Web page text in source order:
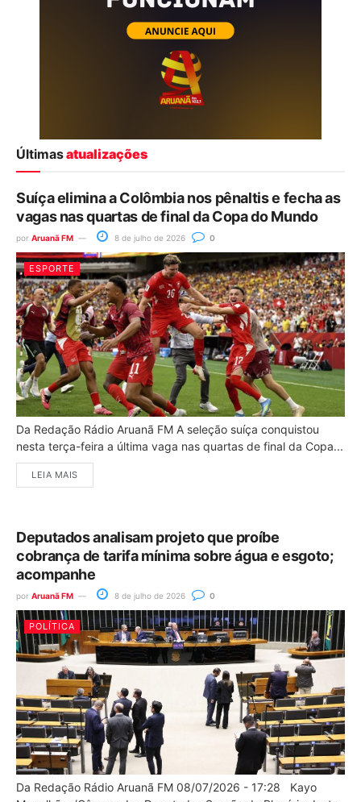
Últimasatualizações
Suíça elimina a Colômbia nos pênaltis e fecha as
vagas nas quartas de final da Copa do Mundo
por Aruanã FM 8 de julho de 2026 0
ESPORTE
Da Redação Rádio Aruanã FM A seleção suíça conquistou
nesta terça-feira a última vaga nas quartas de final da Copa...
LEIA MAIS
Deputados analisam projeto que proíbe
cobrança de tarifa mínima sobre água e esgoto;
acompanhe
por Aruanã FM 8 de julho de 2026 0
POLÍTICA
Da Redação Rádio Aruanã FM 08/07/2026 - 17:28 Kayo